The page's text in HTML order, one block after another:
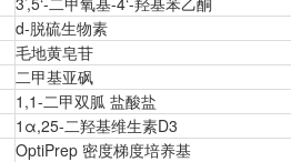
d-脱硫生物素
毛地黄皂苷
二甲基亚砜
1,1-二甲双胍 盐酸盐
1α,25-二羟基维生素D3
OptiPrep 密度梯度培养基